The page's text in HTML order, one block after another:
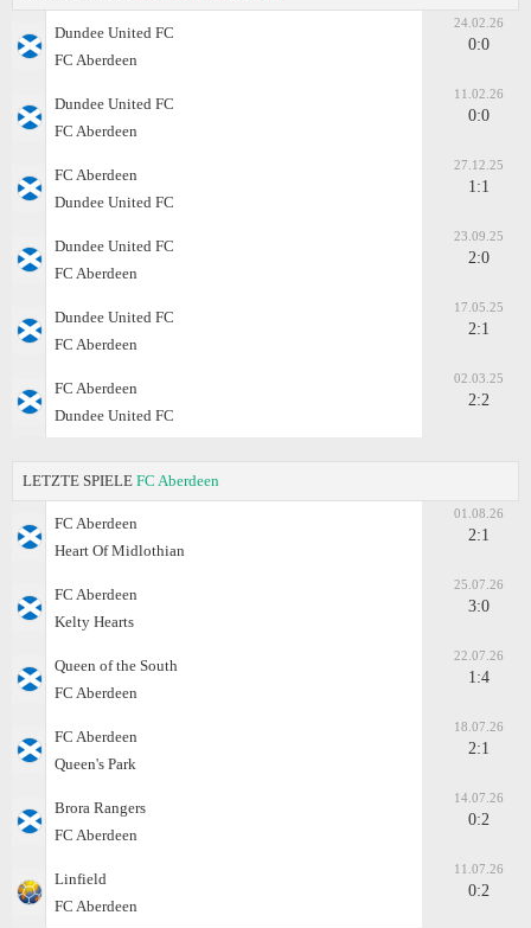
Dundee United FC
FC Aberdeen
24.02.26
0:0
Dundee United FC
FC Aberdeen
11.02.26
0:0
FC Aberdeen
Dundee United FC
27.12.25
1:1
Dundee United FC
FC Aberdeen
23.09.25
2:0
Dundee United FC
FC Aberdeen
17.05.25
2:1
FC Aberdeen
Dundee United FC
02.03.25
2:2
LETZTE SPIELE FC Aberdeen
FC Aberdeen
Heart Of Midlothian
01.08.26
2:1
FC Aberdeen
Kelty Hearts
25.07.26
3:0
Queen of the South
FC Aberdeen
22.07.26
1:4
FC Aberdeen
Queen's Park
18.07.26
2:1
Brora Rangers
FC Aberdeen
14.07.26
0:2
Linfield
FC Aberdeen
11.07.26
0:2